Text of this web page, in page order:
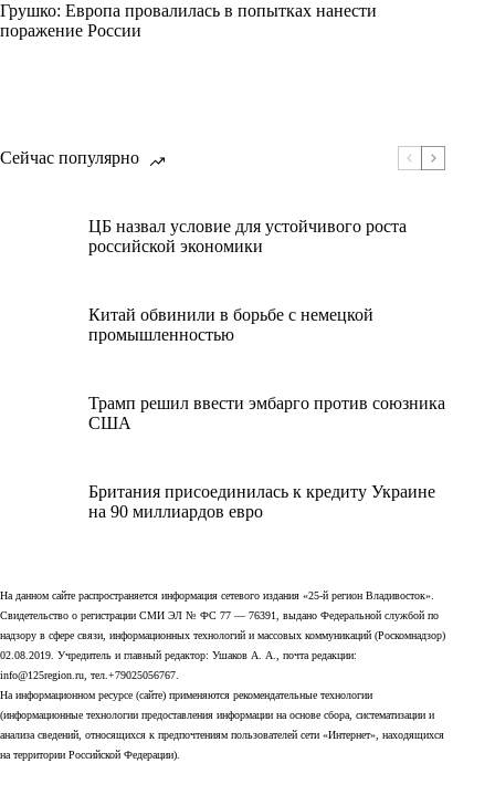
Грушко: Европа провалилась в попытках нанести
поражение России
Сейчас популярно
ЦБ назвал условие для устойчивого роста
российской экономики
Китай обвинили в борьбе с немецкой
промышленностью
Трамп решил ввести эмбарго против союзника
США
Британия присоединилась к кредиту Украине
на 90 миллиардов евро
На данном сайте распространяется информация сетевого издания «25-й регион Владивосток».
Свидетельство о регистрации СМИ ЭЛ № ФС 77 — 76391, выдано Федеральной службой по
надзору в сфере связи, информационных технологий и массовых коммуникаций (Роскомнадзор)
02.08.2019. Учредитель и главный редактор: Ушаков А. А., почта редакции:
info@125region.ru, тел.+79025056767.
На информационном ресурсе (сайте) применяются рекомендательные технологии
(информационные технологии предоставления информации на основе сбора, систематизации и
анализа сведений, относящихся к предпочтениям пользователей сети «Интернет», находящихся
на территории Российской Федерации).